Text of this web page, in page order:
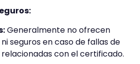
Generalmente no ofrecen
seguros en caso de fallas de
con el certificado.